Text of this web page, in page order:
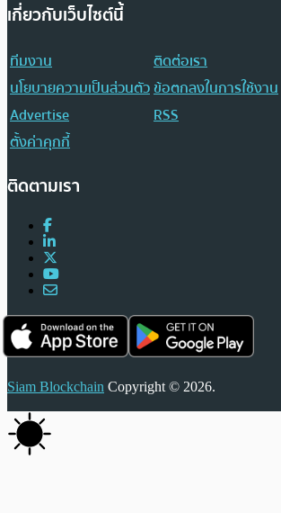
เกี่ยวกับเว็บไซต์นี้
ทีมงาน
ติดต่อเรา
นโยบายความเป็นส่วนตัวข้อตกลงในการใช้งาน
Advertise
RSS
ตั้งค่าคุกกี้
ติดตามเรา
Siam Blockchain Copyright © 2026.